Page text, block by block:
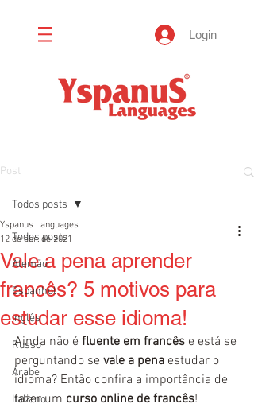
Login
Post
Todos posts
Alemão
Espanhol
Inglês
Russo
Árabe
Italiano
Todos posts
Vale a pena aprender
francês? 5 motivos para
estudar esse idioma!
Yspanus Languages
12 de abr. de 2021
Ainda não é fluente em francês e está se
perguntando se vale a pena estudar o
idioma? Então confira a importância de
fazer um curso online de francês!